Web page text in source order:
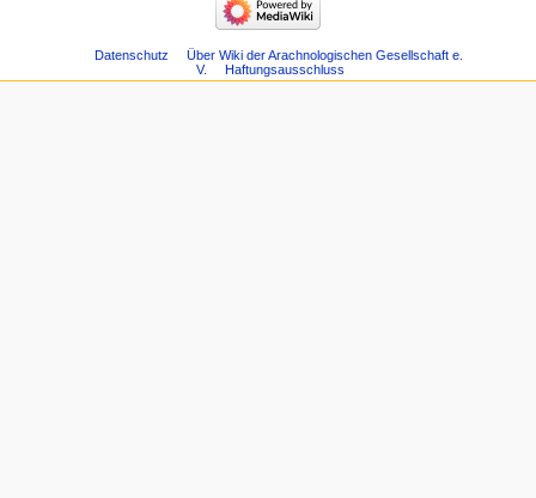
Datenschutz
Über Wiki der Arachnologischen Gesellschaft e.
V.
Haftungsausschluss